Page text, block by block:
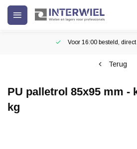
Voor 16:00 besteld,
Terug
PU palletrol 85x95 mm -
kg